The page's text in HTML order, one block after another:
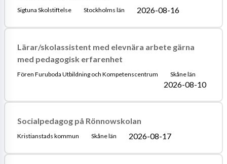
Sigtuna Skolstiftelse Stockholms län 2026-08-16
Lärar/skolassistent med elevnära arbete gärna
med pedagogisk erfarenhet
Fören Furuboda Utbildning och Kompetenscentrum Skåne län
2026-08-10
Socialpedagog på Rönnowskolan
Kristianstads kommun Skåne län 2026-08-17